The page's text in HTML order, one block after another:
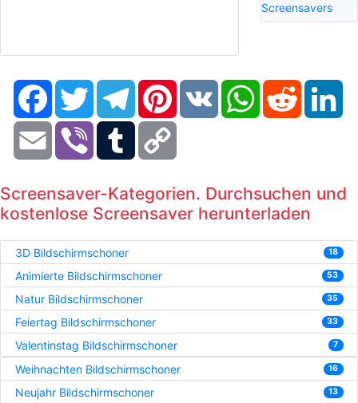
Screensavers
FacebookTwitter TelegramPinterestVK WhatsAppReddit
Email Viber Tumblr
Screensaver-Kategorien. Durchsuchen und
kostenlose Screensaver herunterladen
3D Bildschirmschoner 18
Animierte Bildschirmschoner 53
Natur Bildschirmschoner 35
Feiertag Bildschirmschoner 33
Valentinstag Bildschirmschoner 7
Weihnachten Bildschirmschoner 16
Neujahr Bildschirmschoner 13